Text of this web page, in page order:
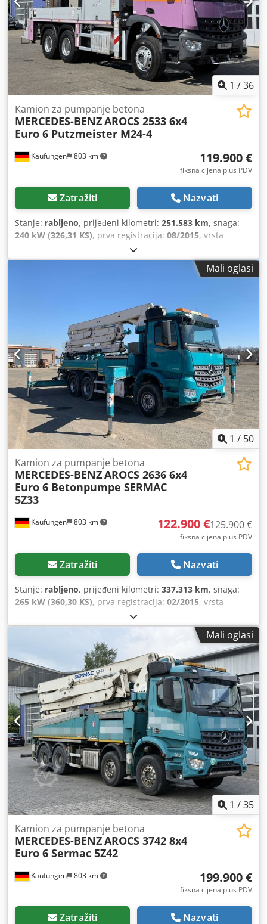
1 /36
Kaufungen 803 km
Kamion za pumpanje betona
MERCEDES-BENZAROCS 2533 6x4
Euro 6 Putzmeister M24-4
119.900 €
fiksna cijena plus PDV
Zatražiti Nazvati
Stanje: rabljeno, prijeđeni kilometri: 251.583 km, snaga:
240 kW (326,31 KS), prva registracija: 08/2015, vrsta
27.500 kg
osovina:3 osovine, sljedeći pregled (TÜV):08/2028, boja:
, emisijska klasa:Euro 6,
Mali oglasi
1 / 50
Kaufungen 803 km
Kamion za pumpanje betona
MERCEDES-BENZAROCS 2636 6x4
Euro 6 Betonpumpe SERMAC
5Z33
122.900 €125.900 €
fiksna cijena plus PDV
Zatražiti Nazvati
Stanje: rabljeno, prijeđeni kilometri: 337.313 km, snaga:
265 kW (360,30 KS), prva registracija: 02/2015, vrsta
28.000 kg
osovina:3 osovine, sljedeći pregled (TÜV):08/2028, boja:
, vrsta prijenosa: , emisijska klasa:Euro 6,
Godina proizvodnje:2015, Oprema: ABS, klima uređaj,
Mali oglasi
1 /35
Kaufungen 803 km
Kamion za pumpanje betona
MERCEDES-BENZAROCS 3742 8x4
Euro 6 Sermac 5Z42
199.900 €
fiksna cijena plus PDV
Zatražiti Nazvati